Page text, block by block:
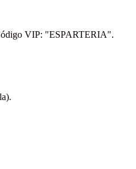
VIP: "ESPARTERIA".